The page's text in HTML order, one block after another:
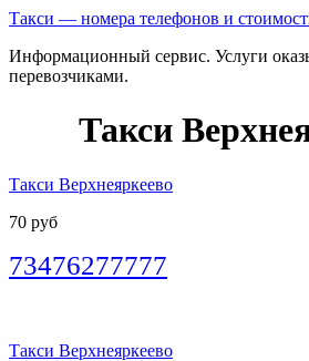
Такси — номера телефонов и
Информационный сервис. Услуги
перевозчиками.
Такси
Такси Верхнеяркеево
70 руб
73476277777
Такси Верхнеяркеево